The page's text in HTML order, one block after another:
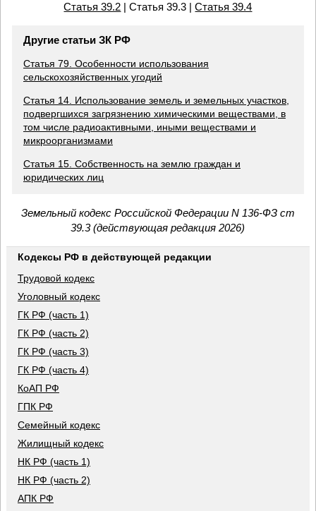
Статья 39.2 | Статья 39.3 |Статья 39.4
Другие статьи ЗК РФ
Статья 79. Особенности использования
сельскохозяйственных угодий
Статья 14. Использование земель и земельных участков,
подвергшихся загрязнению химическими веществами, в
том числе радиоактивными, иными веществами и
микроорганизмами
Статья 15. Собственность на землю граждан и
юридических лиц
Земельный кодекс Российской Федерации N 136-ФЗ ст
39.3 (действующая редакция 2026)
Кодексы РФ в действующей редакции
Трудовой кодекс
Уголовный кодекс
ГК РФ (часть 1)
ГК РФ (часть 2)
ГК РФ (часть 3)
ГК РФ (часть 4)
КоАП РФ
ГПК РФ
Семейный кодекс
Жилищный кодекс
НК РФ (часть 1)
НК РФ (часть 2)
АПК РФ